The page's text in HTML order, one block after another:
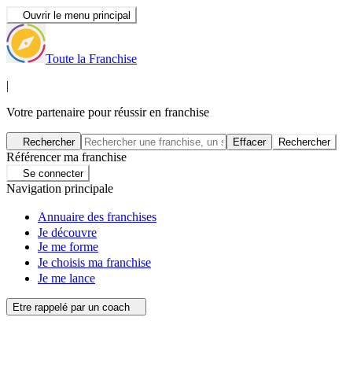
Ouvrir le menu principal
Toute la Franchise
|
Votre partenaire pour réussir en franchise
Rechercher Effacer Rechercher
Référencer ma franchise
Se connecter
Navigation principale
Annuaire des franchises
Je découvre
Je me forme
Je choisis ma franchise
Je me lance
Etre rappelé par un coach